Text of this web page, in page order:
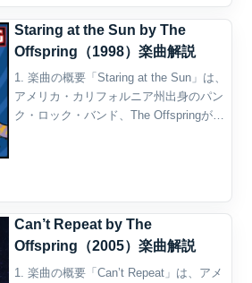
Staring at the Sun by The
Offspring（1998）楽曲解説
1. 楽曲の概要「Staring at the Sun」は、
アメリカ・カリフォルニア州出身のパン
ク・ロック・バンド、The Offspringが
Can’t Repeat by The
Offspring（2005）楽曲解説
1. 楽曲の概要「Can’t Repeat」は、アメ